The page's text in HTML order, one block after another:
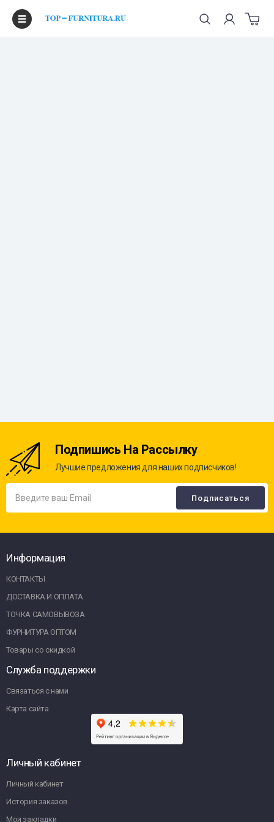
Подпишись На Рассылку
Лучшие предложения для наших подписчиков!
Информация
КОНТАКТЫ
ДОСТАВКА И ОПЛАТА
ТОЧКА САМОВЫВОЗА
ФУРНИТУРА ОПТОМ
Товары со скидкой
Служба поддержки
Связаться с нами
Карта сайта
Личный кабинет
Личный кабинет
История заказов
Мои закладки